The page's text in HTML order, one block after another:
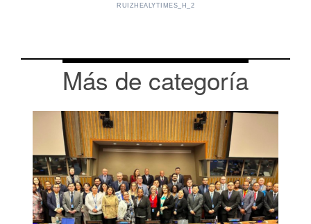
RUIZHEALYTIMES_H_2
Más de categoría